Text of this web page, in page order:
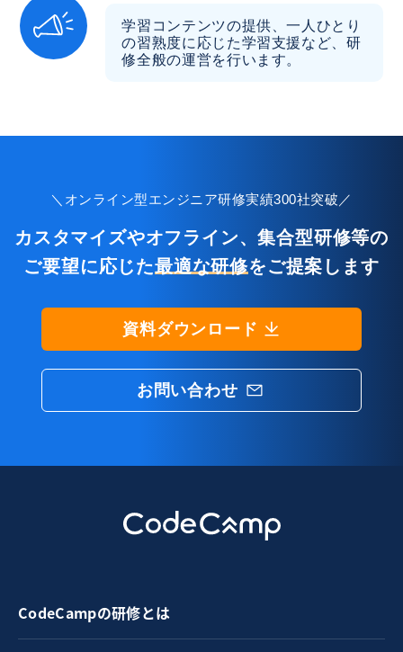
学習コンテンツの提供、一人ひとり
の習熟度に応じた学習支援など、研
修全般の運営を行います。
＼オンライン型エンジニア研修実績300社突破／
カスタマイズやオフライン、集合型研修等の
ご要望に応じた最適な研修をご提案します
資料ダウンロード
お問い合わせ
CodeCampの研修とは